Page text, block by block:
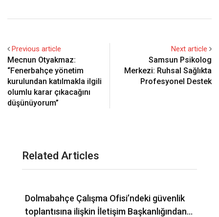
Previous article
Mecnun Otyakmaz:
“Fenerbahçe yönetim
kurulundan katılmakla ilgili
olumlu karar çıkacağını
düşünüyorum”
Next article
Samsun Psikolog
Merkezi: Ruhsal Sağlıkta
Profesyonel Destek
Related Articles
Dolmabahçe Çalışma Ofisi’ndeki güvenlik
toplantısına ilişkin İletişim Başkanlığından…